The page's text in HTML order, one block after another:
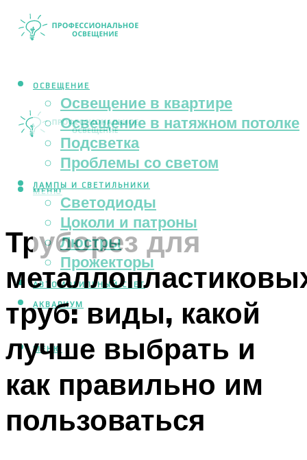
ОСВЕЩЕНИЕ
Освещение в квартире
Освещение в натяжном потолке
Подсветка
Проблемы со светом
ЛАМПЫ И СВЕТИЛЬНИКИ
Светодиоды
Цоколи и патроны
Люстры
Прожекторы
АВТОМОБИЛЬНЫЙ СВЕТ
АКВАРИУМ
МЕНЮ
МЕНЮ
Труборез для
труб: виды, какой
лучше выбрать и
как правильно им
пользоваться